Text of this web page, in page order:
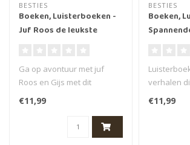
BESTIES
Boeken, Luisterboeken -
Juf Roos de leukste
Ga op avontuur met juf
Roos en Gijs met dit
luisterboek van Besties. Juf
Roos de..
€11,99
BESTIES
Boeken,
6+ (31
verhalen
in de
Konink..
€11,99